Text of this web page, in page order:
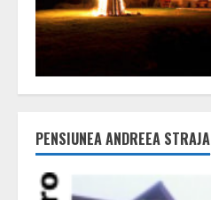
PENSIUNEA ANDREEA STRAJA